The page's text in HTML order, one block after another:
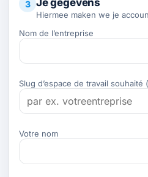
3 Je gegevens
Hiermee maken we je
Nom de l’entreprise
Slug d’espace de travail souhaité
Votre nom